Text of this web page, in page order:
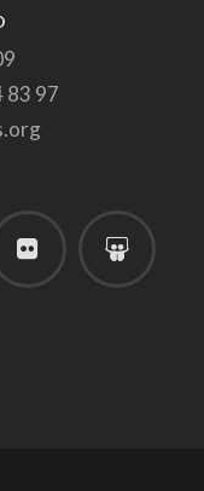
83 97